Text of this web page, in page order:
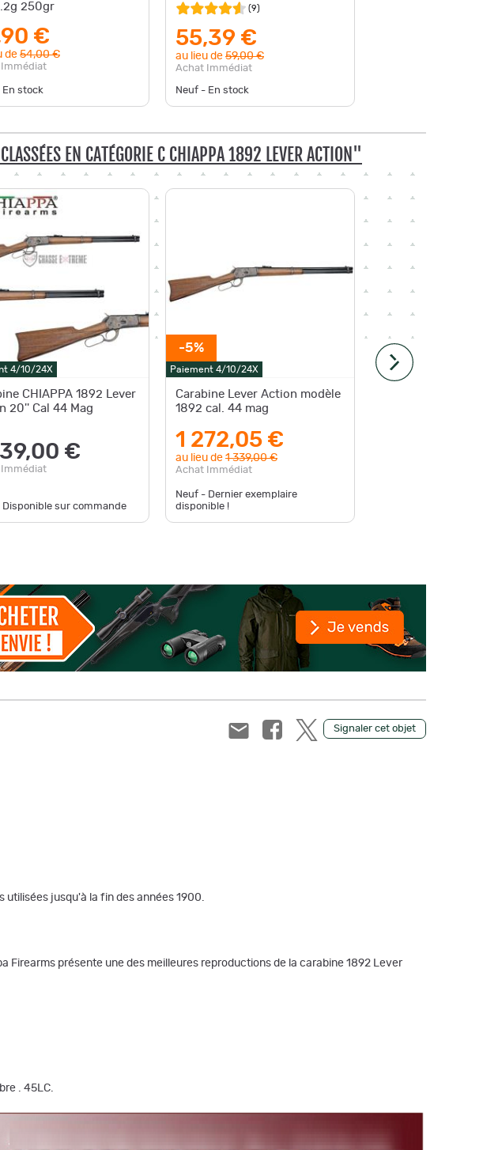
250gr
€
de 54,00 €
En stock
(9)
55,39 €
au lieu de 59,00 €
Achat Immédiat
Neuf - En stock
EN CATÉGORIE C CHIAPPA 1892 LEVER ACTION"
4/10/24X
CHIAPPA 1892 Lever
20'' Cal 44 Mag
€
Disponible sur commande
-5%
Paiement 4/10/24X
Carabine Lever Action modèle
1892 cal. 44 mag
1 272,05 €
au lieu de 1 339,00 €
Achat Immédiat
Neuf - Dernier exemplaire
disponible !
Signaler cet objet
utilisées jusqu'à la fin des années 1900.
Firearms présente une des meilleures reproductions de la carabine 1892 Lever
. 45LC.